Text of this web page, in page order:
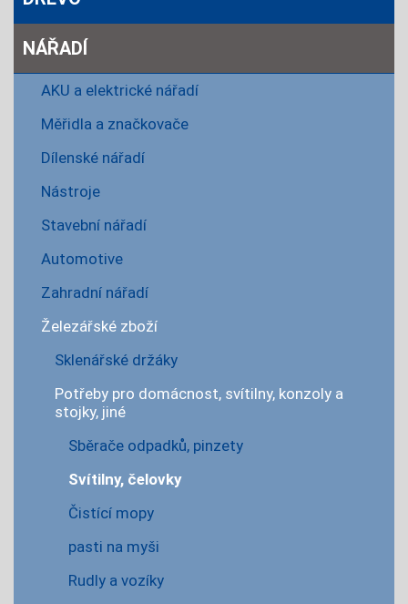
NÁŘADÍ
AKU a elektrické nářadí
Měřidla a značkovače
Dílenské nářadí
Nástroje
Stavební nářadí
Automotive
Zahradní nářadí
Železářské zboží
Sklenářské držáky
Potřeby pro domácnost, svítilny, konzoly a
stojky, jiné
Sběrače odpadků, pinzety
Svítilny, čelovky
Čistící mopy
pasti na myši
Rudly a vozíky